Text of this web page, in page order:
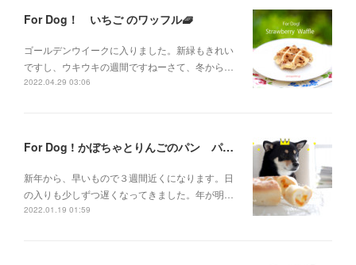
For Dog！ いちご のワッフル🧇
ゴールデンウイークに入りました。新緑もきれい
ですし、ウキウキの週間ですねーさて、冬から…
2022.04.29 03:06
For Dog ! かぼちゃとりんごのパン パン・デ・ロア風〜
新年から、早いもので３週間近くになります。日
の入りも少しずつ遅くなってきました。年が明…
2022.01.19 01:59